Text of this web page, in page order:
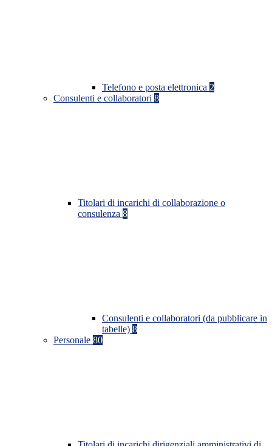
Telefono e posta elettronica 2
Consulenti e collaboratori 8
Titolari di incarichi di collaborazione o
consulenza 8
Consulenti e collaboratori (da pubblicare in
tabelle) 8
Personale 80